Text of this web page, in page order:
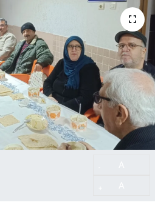
ve Fikstür